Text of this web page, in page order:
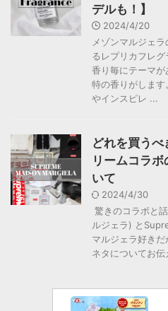
デルも！】
2024/4/20
メゾンマルジェ
るレプリカフレ
香り毎にテーマ
特の香りがしま
やインスピレ ...
どれを買う
リームコラ
いて
2024/4/30
驚きのコラボと
ルジェラ) と
マルジェラ好き
ネタについてお伝